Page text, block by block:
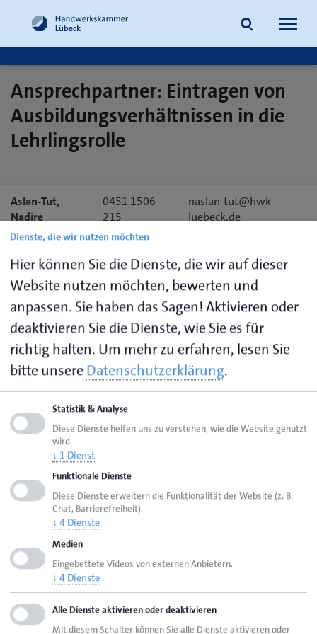
Suche
Ansprechpartner: Eintragen von
Ausbildungsverhältnissen in die
Lehrlingsrolle
Aslan-Tut,
Nadire
0451 1506-
215
naslan-tut@hwk-
luebeck.de
Alexander
216
luebeck.de
Patrick
0451 1506-
220
pmathias@hwk-
luebeck.de
Matthews,
Sina
0451 1506-
218
smatthews@hwk-
luebeck.de
Seite empfehlen
Seite drucken
Seite aktualisiert am 27. Jan. 2026
HWK Lübeck
Eintragen von Ausbildungsverhältnissen in die
Lehrlingsrolle
Handwerkskammer Lübeck
Dienste, die wir nutzen möchten
Hier können Sie die Dienste, die wir auf dieser
Website nutzen möchten, bewerten und
anpassen. Sie haben das Sagen! Aktivieren oder
deaktivieren Sie die Dienste, wie Sie es für
richtig halten. Um mehr zu erfahren, lesen Sie
bitte unsereDatenschutzerklärung.
Statistik & Analyse
Diese Dienste helfen uns zu verstehen, wie die Website genutzt
wird.
↓ 1 Dienst
Funktionale Dienste
Diese Dienste erweitern die Funktionalität der Website (z. B.
Chat, Barrierefreiheit).
↓ 4 Dienste
Medien
Eingebettete Videos von externen Anbietern.
↓ 4 Dienste
Alle Dienste aktivieren oder deaktivieren
Mit diesem Schalter können Sie alle Dienste aktivieren oder